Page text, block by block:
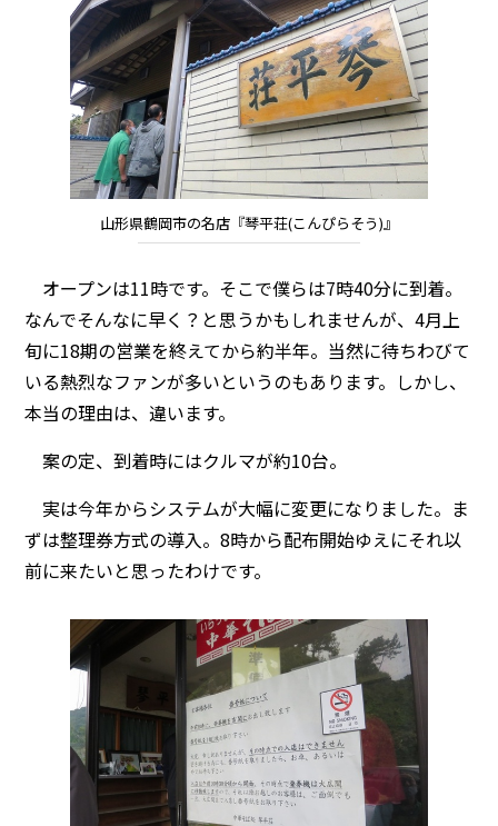
山形県鶴岡市の名店『琴平荘(こんぴらそう)』
オープンは11時です。そこで僕らは7時40分に到着。
なんでそんなに早く？と思うかもしれませんが、4月上
旬に18期の営業を終えてから約半年。当然に待ちわびて
いる熱烈なファンが多いというのもあります。しかし、
本当の理由は、違います。
案の定、到着時にはクルマが約10台。
実は今年からシステムが大幅に変更になりました。ま
ずは整理券方式の導入。8時から配布開始ゆえにそれ以
前に来たいと思ったわけです。